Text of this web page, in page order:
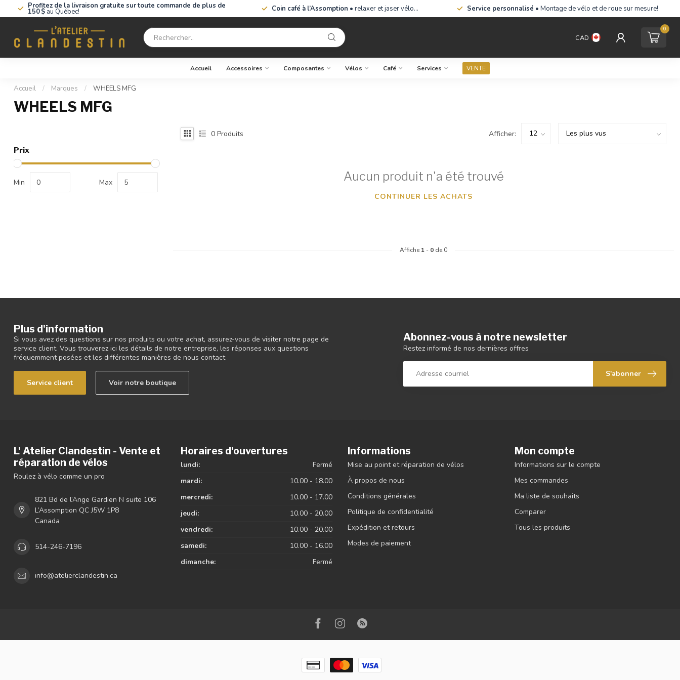
Profitez de la livraison gratuite sur toute commande de plus de
150 $ au Québec! Coin café à l’Assomption • relaxer et jaser vélo… Service personnalisé • Montage de vélo et de roue sur mesure!
CAD
0
Accueil Accessoires Composantes Vélos Café Services VENTE
Accueil / Marques / WHEELS MFG
WHEELS MFG
Prix
Min Max
0 Produits Afficher:
Aucun produit n'a été trouvé
CONTINUER LES ACHATS
Affiche 1 - 0 de 0
Plus d'information
Si vous avez des questions sur nos produits ou votre achat, assurez-vous de visiter notre page de
service client. Vous trouverez ici les détails de notre entreprise, les réponses aux questions
fréquemment posées et les différentes manières de nous contact
Service client Voir notre boutique
Abonnez-vous à notre newsletter
Restez informé de nos dernières offres
S'abonner
L' Atelier Clandestin - Vente et
réparation de vélos
Roulez à vélo comme un pro
821 Bd de l’Ange Gardien N suite 106
L’Assomption QC J5W 1P8
Canada
514-246-7196
info@atelierclandestin.ca
Horaires d'ouvertures
lundi:
Fermé
mardi:
10.00 - 18.00
mercredi:
10.00 - 17.00
jeudi:
10.00 - 20.00
vendredi:
10.00 - 20.00
samedi:
10.00 - 16.00
dimanche:
Fermé
Informations
Mise au point et réparation de vélos
À propos de nous
Conditions générales
Politique de confidentialité
Expédition et retours
Modes de paiement
Mon compte
Informations sur le compte
Mes commandes
Ma liste de souhaits
Comparer
Tous les produits